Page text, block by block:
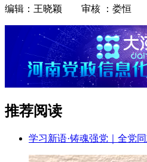
编辑：王晓颖 审核 ：娄恒
推荐阅读
学习新语·铸魂强党｜全党